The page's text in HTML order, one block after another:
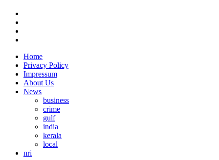
Home
Privacy Policy
Impressum
About Us
News
business
crime
gulf
india
kerala
local
nri